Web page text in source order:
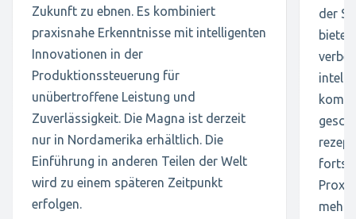
Zukunft zu ebnen. Es kombiniert
praxisnahe Erkenntnisse mit intelligenten
Innovationen in der
Produktionssteuerung für
unübertroffene Leistung und
Zuverlässigkeit. Die Magna ist derzeit
nur in Nordamerika erhältlich. Die
Einführung in anderen Teilen der Welt
wird zu einem späteren Zeitpunkt
erfolgen.
der
bietet
mehr